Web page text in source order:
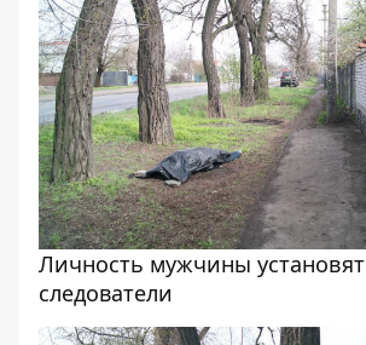
Личность мужчины установят
следователи